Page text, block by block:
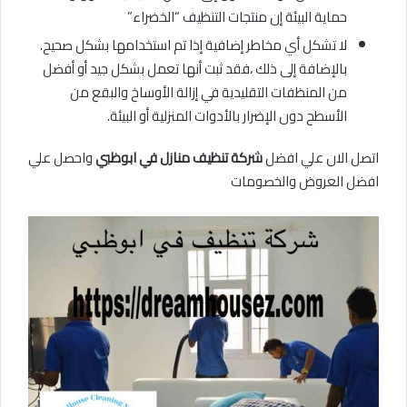
حماية البيئة إن منتجات التنظيف “الخضراء”
لا تشكل أي مخاطر إضافية إذا تم استخدامها بشكل صحيح.
بالإضافة إلى ذلك ،فقد ثبت أنها تعمل بشكل جيد أو أفضل
من المنظفات التقليدية في إزالة الأوساخ والبقع من
الأسطح دون الإضرار بالأدوات المنزلية أو البيئة.
اتصل الان علي افضلشركة تنظيف منازل في ابوظبيواحصل علي
افضل العروض والخصومات